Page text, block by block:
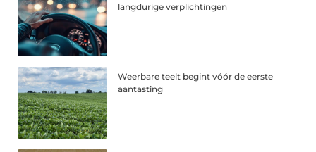
langdurige verplichtingen
Weerbare teelt begint vóór de eerste
aantasting